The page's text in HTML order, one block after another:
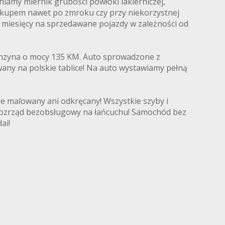
nawet po zmroku czy przy niekorzystnej
na sprzedawane pojazdy w zależności od
o mocy 135 KM. Auto sprowadzone z
na polskie tablice! Na auto wystawiamy pełną
malowany ani odkręcany! Wszystkie szyby i
bezobsługowy na łańcuchu! Samochód bez